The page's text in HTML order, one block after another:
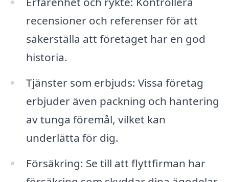
recensioner och referenser för att
säkerställa att företaget har en god
historia.
Tjänster som erbjuds: Vissa företag
erbjuder även packning och hantering
av tunga föremål, vilket kan
underlätta för dig.
Försäkring: Se till att flyttfirman har